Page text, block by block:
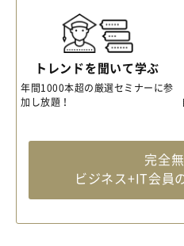
トレンドを聞いて学ぶ
年間1000本超の厳選セミナーに参
加し放題！
完全
ビジネス+IT会員